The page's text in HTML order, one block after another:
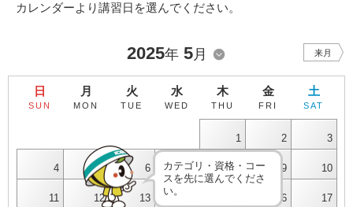
カレンダーより講習日を選んでください。
2025年 5月 来月
日
SUN
月
MON
火
TUE
水
WED
木
THU
金
FRI
土
SAT
1 2 3
4 5 6 7 8 9 10
11 12 13 16 17
カテゴリ・資格・コー
スを先に選んでくださ
い。